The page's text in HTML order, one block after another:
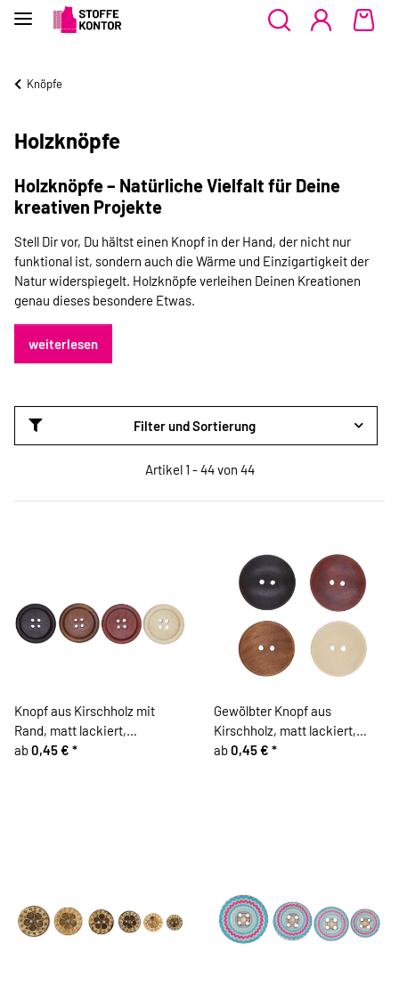
Knöpfe
Holzknöpfe
Holzknöpfe – Natürliche Vielfalt für Deine
kreativen Projekte
Stell Dir vor, Du hältst einen Knopf in der Hand, der nicht nur
funktional ist, sondern auch die Wärme und Einzigartigkeit der
Natur widerspiegelt. Holzknöpfe verleihen Deinen Kreationen
genau dieses besondere Etwas.
weiterlesen
Filter und Sortierung
Artikel 1 - 44 von 44
Knopf aus Kirschholz mit
Rand, matt lackiert,
Brauntöne
ab0,45 € *
Gewölbter Knopf aus
Kirschholz, matt lackiert,
Brauntöne
ab0,45 € *